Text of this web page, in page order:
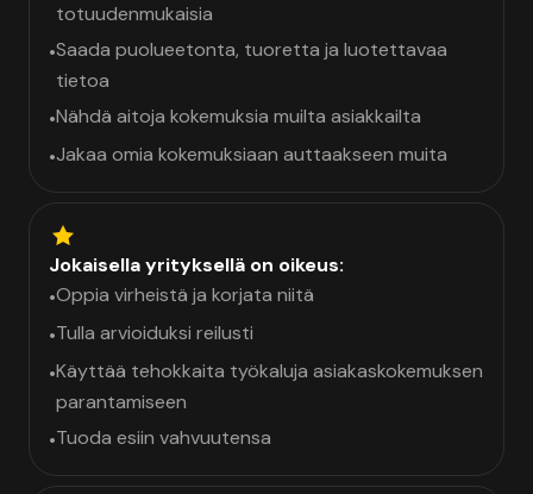
totuudenmukaisia
•Saada puolueetonta, tuoretta ja luotettavaa
tietoa
•Nähdä aitoja kokemuksia muilta asiakkailta
•Jakaa omia kokemuksiaan auttaakseen muita
Jokaisella yrityksellä on oikeus:
•Oppia virheistä ja korjata niitä
•Tulla arvioiduksi reilusti
•Käyttää tehokkaita työkaluja asiakaskokemuksen
parantamiseen
•Tuoda esiin vahvuutensa